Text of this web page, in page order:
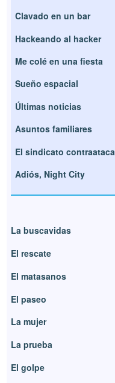
Clavado en un bar
Hackeando al hacker
Me colé en una fiesta
Sueño espacial
Últimas noticias
Asuntos familiares
El sindicato contraataca
Adiós, Night City
La buscavidas
El rescate
El matasanos
El paseo
La mujer
La prueba
El golpe